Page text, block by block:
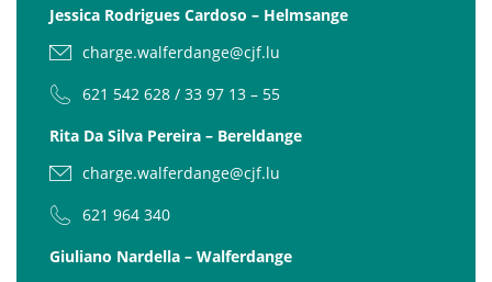
Jessica Rodrigues Cardoso – Helmsange
charge.walferdange@cjf.lu
621 542 628 / 33 97 13 – 55
Rita Da Silva Pereira – Bereldange
charge.walferdange@cjf.lu
621 964 340
Giuliano Nardella – Walferdange